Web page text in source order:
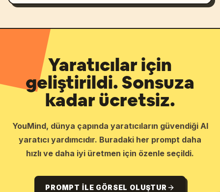
Yaratıcılar için
geliştirildi. Sonsuza
kadar ücretsiz.
YouMind, dünya çapında yaratıcıların güvendiği AI
yaratıcı yardımcıdır. Buradaki her prompt daha
hızlı ve daha iyi üretmen için özenle seçildi.
PROMPT ILE GÖRSEL OLUŞTUR